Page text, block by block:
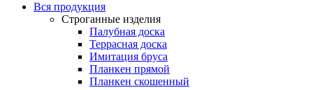
Вся продукция
Строганные изделия
Палубная доска
Террасная доска
Имитация бруса
Планкен прямой
Планкен скошенный